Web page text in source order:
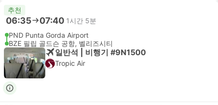
추천
06:35 07:40 1시간 5분
PND Punta Gorda Airport
BZE 필립 골드슨 공항, 벨리즈시티
일반석 | 비행기 #9N1500
Tropic Air